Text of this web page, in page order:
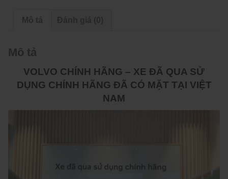
Mô tả
VOLVO CHÍNH HÃNG – XE ĐÃ QUA SỬ
DỤNG CHÍNH HÃNG ĐÃ CÓ MẶT TẠI VIỆT
NAM